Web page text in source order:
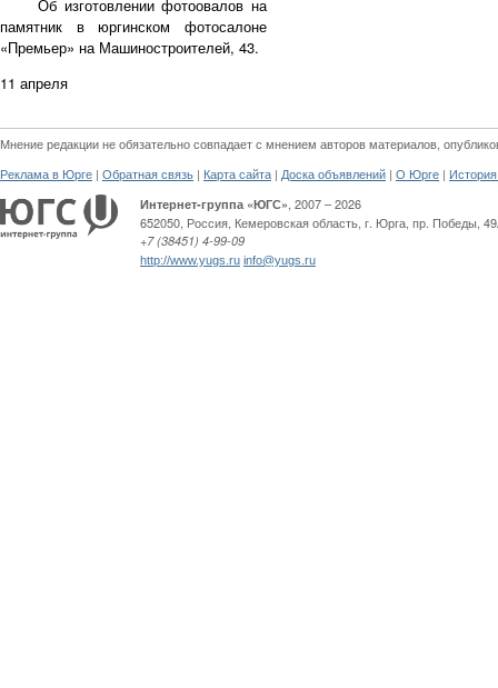
Об изготовлении фотоовалов на
памятник в юргинском фотосалоне
«Премьер» на Машиностроителей, 43.
11 апреля
Мнение редакции не обязательно совпадает с мнением авторов материалов,
Реклама в Юрге | Обратная связь | Карта сайта | Доска объявлений | О Юрге |
Интернет-группа «ЮГС» , 2007 – 2026
652050, Россия, Кемеровская область, г. Юрга, пр. Победы,
+7 (38451) 4-99-09
http://www.yugs.ru info@yugs.ru